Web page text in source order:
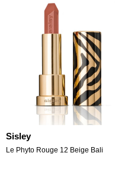
Sisley
Le Phyto Rouge 12 Beige Bali